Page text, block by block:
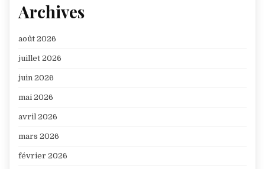
Archives
août 2026
juillet 2026
juin 2026
mai 2026
avril 2026
mars 2026
février 2026